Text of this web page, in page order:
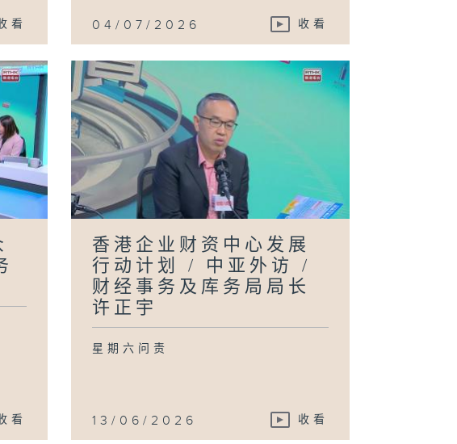
看 04/07/2026 收看
看
香港企业财资中心发展
行动计划 / 中亚外访 /
财经事务及库务局局长
许正宇
星期六问责
13/06/2026 收看